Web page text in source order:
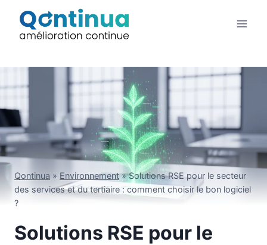
contenu
Qontinua » Environnement»Solutions RSE pour le secteur
des services et du tertiaire : comment choisir le bon logiciel
?
Solutions RSE pour le